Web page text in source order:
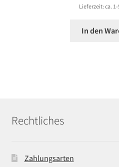
Lieferzeit: ca.
In den
Rechtliches
Zahlungsarten